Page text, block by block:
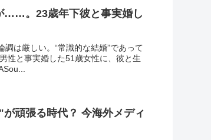
……。23歳年下彼と事実婚し
は厳しい。“常識的な結婚”であって
性と事実婚した51歳女性に、彼と生
頑張る時代？ 今海外メディ